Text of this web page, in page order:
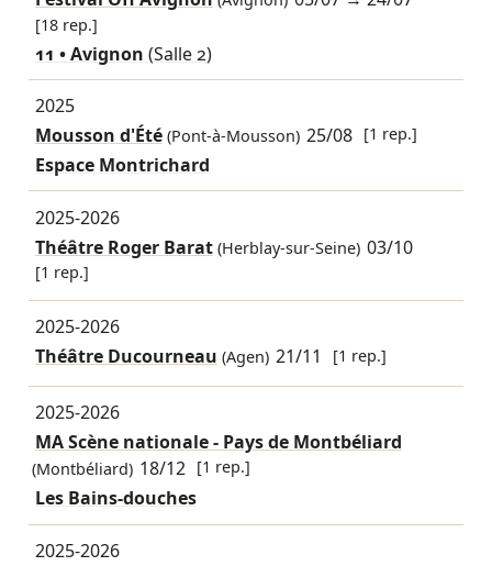
[18 rep.]
11 • Avignon (Salle 2)
2025
Mousson d'Été(Pont-à-Mousson) 25/08 [1 rep.]
Espace Montrichard
2025-2026
Théâtre Roger Barat(Herblay-sur-Seine) 03/10
[1 rep.]
2025-2026
Théâtre Ducourneau (Agen) 21/11 [1 rep.]
2025-2026
MA Scène nationale - Pays de Montbéliard
(Montbéliard) 18/12 [1 rep.]
Les Bains-douches
2025-2026